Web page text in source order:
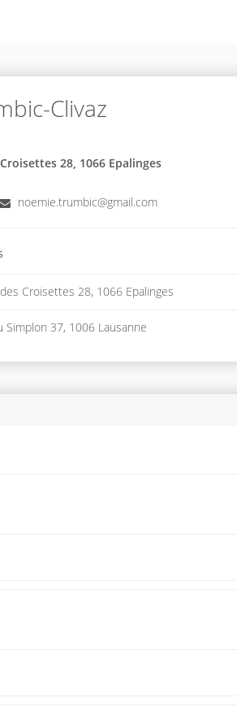
Clivaz
28, 1066 Epalinges
noemie.trumbic@gmail.com
Croisettes 28, 1066 Epalinges
Simplon 37, 1006 Lausanne